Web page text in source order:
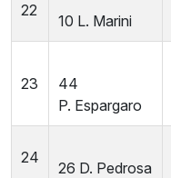
22
10 L. Marini
23
44
P. Espargaro
24
26 D. Pedrosa